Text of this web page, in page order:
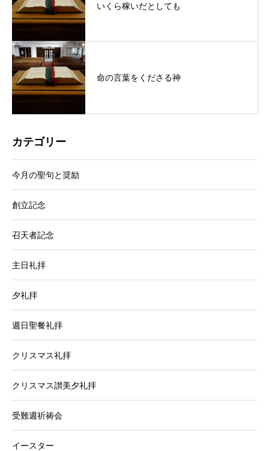
いくら稼いだとしても
命の言葉をくださる神
カテゴリー
今月の聖句と奨励
創立記念
召天者記念
主日礼拝
夕礼拝
週日聖餐礼拝
クリスマス礼拝
クリスマス讃美夕礼拝
受難週祈祷会
イースター